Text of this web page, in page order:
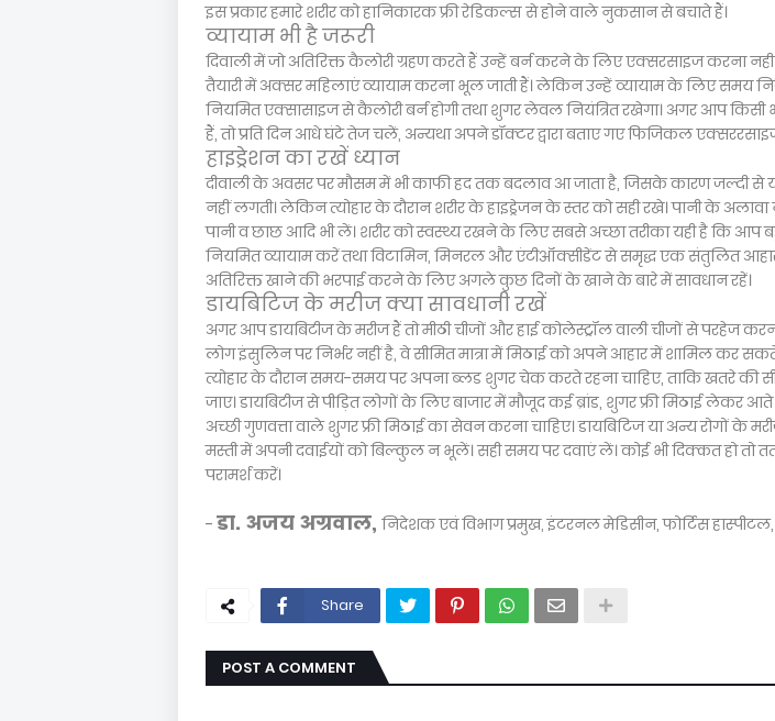
इस प्रकार हमारे शरीर को हानिकारक फ्री रेडिकल्स से होने वाले नुकसान से बचाते हैं।
व्यायाम भी है जरूरी
दिवाली में जो अतिरिक्त कैलोरी ग्रहण करते हैं उन्हें बर्न करने के लिए एक्सरसाइज करना नहीं
तैयारी में अक्सर महिलाएं व्यायाम करना भूल जाती हैं। लेकिन उन्हें व्यायाम के लिए समय
नियमित एक्सासाइज से कैलोरी बर्न होगी तथा शुगर लेवल नियंत्रित रखेगा। अगर आप किसी भी
हैं, तो प्रति दिन आधे घंटे तेज चलें, अन्यथा अपने डॉक्टर द्वारा बताए गए फिजिकल
हाइड्रेशन का रखें ध्यान
दीवाली के अवसर पर मौसम में भी काफी हद तक बदलाव आ जाता है, जिसके कारण जल्दी से
नहीं लगती। लेकिन त्योहार के दौरान शरीर के हाइड्रेजन के स्तर को सही रखे। पानी के अलावा
पानी व छाछ आदि भी लें। शरीर को स्वस्थ्य रखने के लिए सबसे अच्छा तरीका यही है कि आप
नियमित व्यायाम करें तथा विटामिन, मिनरल और एंटीऑक्सीडेंट से समृद्ध एक संतुलित आहार
अतिरिक्त खाने की भरपाई करने के लिए अगले कुछ दिनों के खाने के बारे में सावधान रहें।
डायबिटिज के मरीज क्या सावधानी रखें
अगर आप डायबिटीज के मरीज हैं तो मीठी चीजों और हाई कोलेस्ट्रॉल वाली चीजों से परहेज
लोग इंसुलिन पर निर्भर नहीं है, वे सीमित मात्रा में मिठाई को अपने आहार में शामिल कर
त्योहार के दौरान समय-समय पर अपना ब्लड शुगर चेक करते रहना चाहिए, ताकि खतरे की
जाए। डायबिटीज से पीड़ित लोगों के लिए बाजार में मौजूद कई ब्रांड, शुगर फ्री मिठाई लेकर
अच्छी गुणवत्ता वाले शुगर फ्री मिठाई का सेवन करना चाहिए। डायबिटिज या अन्य रोगों के
मस्ती में अपनी दवाईयों को बिल्कुल न भूलें। सही समय पर दवाएं लें। कोई भी दिक्कत हो तो
परामर्श करें।
- डा. अजय अग्रवाल, निदेशक एवं विभाग प्रमुख, इंटरनल मेडिसीन, फोर्टिस हास्पीटल,
Share
POST A COMMENT